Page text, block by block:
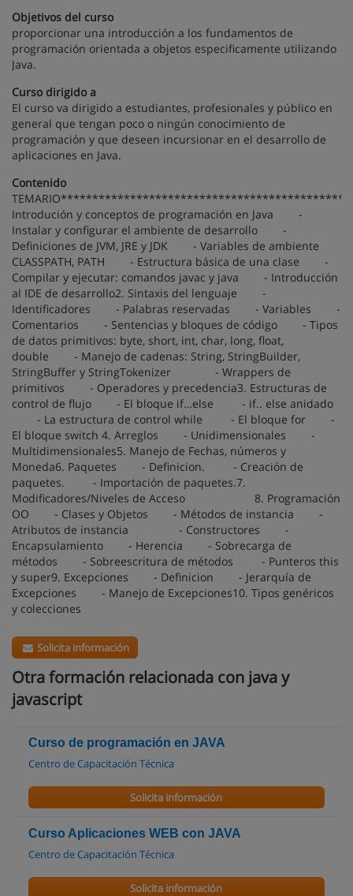
Objetivos del curso
proporcionar una introducción a los fundamentos de
programación orientada a objetos especificamente utilizando
Java.
Curso dirigido a
El curso va dirigido a estudiantes, profesionales y público en
general que tengan poco o ningún conocimiento de
programación y que deseen incursionar en el desarrollo de
aplicaciones en Java.
Contenido
Introdución y conceptos de programación en Java -
Instalar y configurar el ambiente de desarrollo -
Definiciones de JVM, JRE y JDK - Variables de ambiente
CLASSPATH, PATH - Estructura básica de una clase -
Compilar y ejecutar: comandos javac y java - Introducción
al IDE de desarrollo2. Sintaxis del lenguaje -
Identificadores - Palabras reservadas - Variables -
Comentarios - Sentencias y bloques de código - Tipos
de datos primitivos: byte, short, int, char, long, float,
double - Manejo de cadenas: String, StringBuilder,
StringBuffer y StringTokenizer - Wrappers de
primitivos - Operadores y precedencia3. Estructuras de
control de flujo - El bloque if…else - if.. else anidado
- La estructura de control while - El bloque for -
El bloque switch 4. Arreglos - Unidimensionales -
Multidimensionales5. Manejo de Fechas, números y
Moneda6. Paquetes - Definicion. - Creación de
paquetes. - Importación de paquetes.7.
Modificadores/Niveles de Acceso 8. Programación
OO - Clases y Objetos - Métodos de instancia -
Atributos de instancia - Constructores -
Encapsulamiento - Herencia - Sobrecarga de
métodos - Sobreescritura de métodos - Punteros this
y super9. Excepciones - Definicion - Jerarquía de
Excepciones - Manejo de Excepciones10. Tipos genéricos
y colecciones
Solicita información
Otra formación relacionada con java y
javascript
Curso de programación en JAVA
Centro de Capacitación Técnica
Solicita información
Curso Aplicaciones WEB con JAVA
Centro de Capacitación Técnica
Solicita información